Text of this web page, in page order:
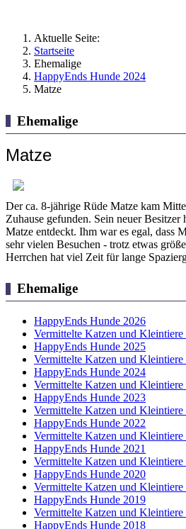
Aktuelle Seite:
Startseite
Ehemalige
HappyEnds Hunde 2024
Matze
Ehemalige
Matze
Der ca. 8-jährige Rüde Matze kam
Zuhause gefunden. Sein neuer
Matze entdeckt. Ihm war es egal, dass
sehr vielen Besuchen - trotz etwas
Herrchen hat viel Zeit für lange
Ehemalige
HappyEnds Hunde 2026
Vermittelte Katzen und Kleintiere
HappyEnds Hunde 2025
Vermittelte Katzen und Kleintiere
HappyEnds Hunde 2024
Vermittelte Katzen und Kleintiere
HappyEnds Hunde 2023
Vermittelte Katzen und Kleintiere
HappyEnds Hunde 2022
Vermittelte Katzen und Kleintiere
HappyEnds Hunde 2021
Vermittelte Katzen und Kleintiere
HappyEnds Hunde 2020
Vermittelte Katzen und Kleintiere
HappyEnds Hunde 2019
Vermittelte Katzen und Kleintiere
HappyEnds Hunde 2018